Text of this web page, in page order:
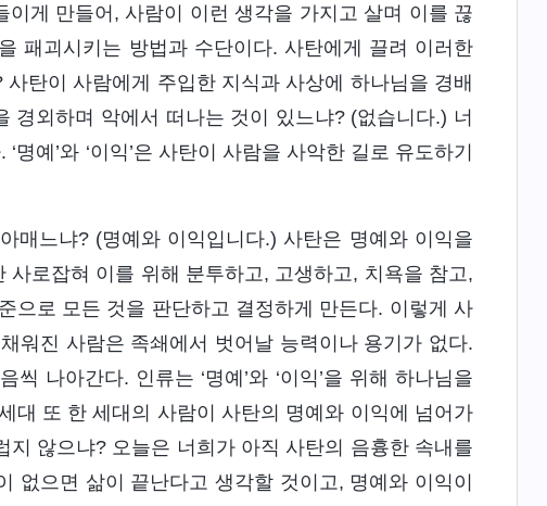
게 만들어, 사람이 이런 생각을 가지고 살며 이를 끊
패괴시키는 방법과 수단이다. 사탄에게 끌려 이러한
탄이 사람에게 주입한 지식과 사상에 하나님을 경배
외하며 악에서 떠나는 것이 있느냐? (없습니다.) 너
예’와 ‘이익’은 사탄이 사람을 사악한 길로 유도하기
매느냐? (명예와 이익입니다.) 사탄은 명예와 이익을
로잡혀 이를 위해 분투하고, 고생하고, 치욕을 참고,
으로 모든 것을 판단하고 결정하게 만든다. 이렇게 사
워진 사람은 족쇄에서 벗어날 능력이나 용기가 없다.
나아간다. 인류는 ‘명예’와 ‘이익’을 위해 하나님을
대 또 한 세대의 사람이 사탄의 명예와 이익에 넘어가
않으냐? 오늘은 너희가 아직 사탄의 음흉한 속내를
없으면 삶이 끝난다고 생각할 것이고, 명예와 이익이